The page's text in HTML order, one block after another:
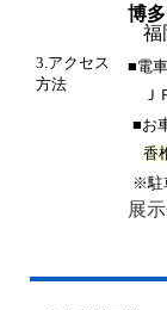
博
福
3.アクセス
方法
■電
Ｊ
■お
香
※駐
展